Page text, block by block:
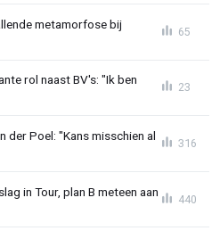
metamorfose bij
65
rol naast BV's: "Ik ben
23
der Poel: "Kans misschien al
316
in Tour, plan B meteen aan
440